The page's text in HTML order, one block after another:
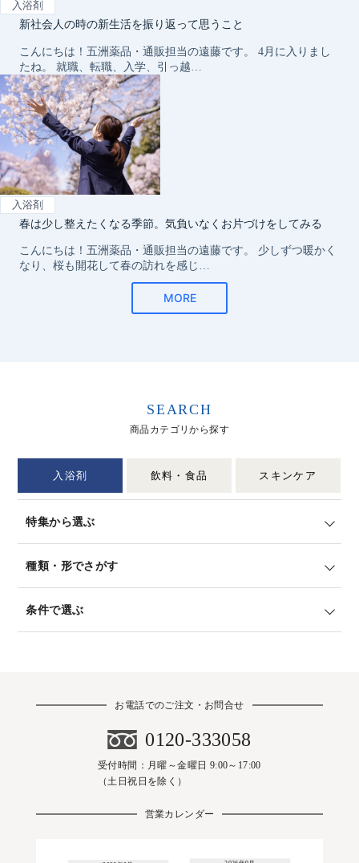
SEARCH
商品カテゴリから探す
入浴剤 飲料・食品 スキンケア
特集から選ぶ
種類・形でさがす
条件で選ぶ
お電話でのご注文・お問合せ
0120-333058
受付時間：月曜～金曜日 9:00～17:00
（土日祝日を除く）
営業カレンダー